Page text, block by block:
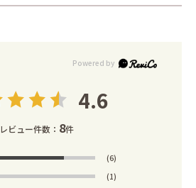
4.6
レビュー件数： 8件
(6)
(1)